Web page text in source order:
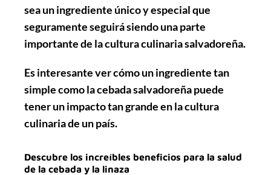
sea un ingrediente único y especial que
seguramente seguirá siendo una parte
importante de la cultura culinaria salvadoreña.
Es interesante ver cómo un ingrediente tan
simple como la cebada salvadoreña puede
tener un impacto tan grande en la cultura
culinaria de un país.
Descubre los increíbles beneficios para la salud
de la cebada y la linaza